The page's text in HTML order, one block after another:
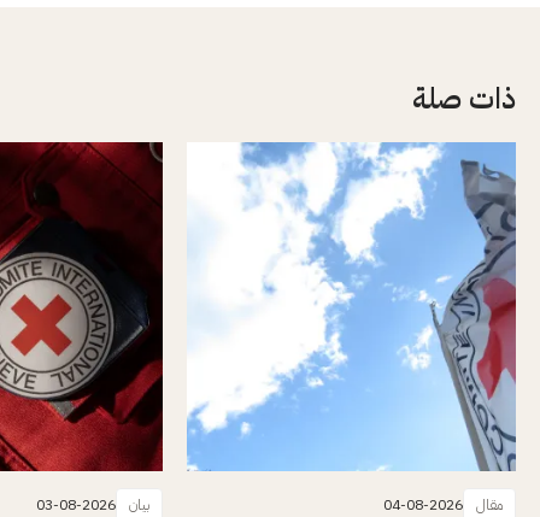
ذات صلة
مقال 04-08-2026 بيان 03-08-2026